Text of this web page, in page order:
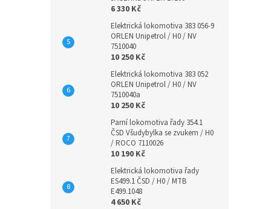
6 330 Kč
Elektrická lokomotiva 383 056-9
ORLEN Unipetrol / H0 / NV
7510040
10 250 Kč
Elektrická lokomotiva 383 052
ORLEN Unipetrol / H0 / NV
7510040a
10 250 Kč
Parní lokomotiva řady 354.1
ČSD Všudybylka se zvukem / H0
/ ROCO 7110026
10 190 Kč
Elektrická lokomotiva řady
ES499.1 ČSD / H0 / MTB
E499.1048
4 650 Kč